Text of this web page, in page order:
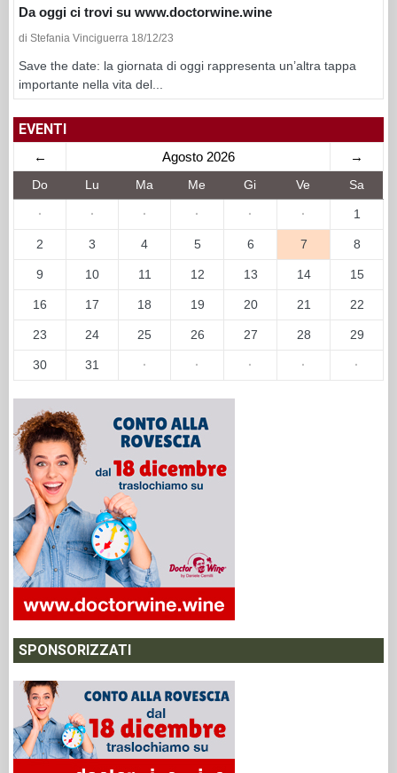
Da oggi ci trovi su www.doctorwine.wine
di Stefania Vinciguerra 18/12/23
Save the date: la giornata di oggi rappresenta un’altra tappa
importante nella vita del...
EVENTI
← Agosto 2026 →
Do Lu Ma Me Gi Ve Sa
· · · · · · 1
2 3 4 5 6 7 8
9 10 11 12 13 14 15
16 17 18 19 20 21 22
23 24 25 26 27 28 29
30 31 · · · · ·
SPONSORIZZATI